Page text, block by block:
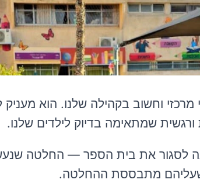
מרכזי וחשוב בקהילה שלנו. הוא
ורגשית שמתאימה בדיוק לילדים שלנו.
לסגור את בית הספר — החלטה
שעליהם מתבססת ההחלטה.